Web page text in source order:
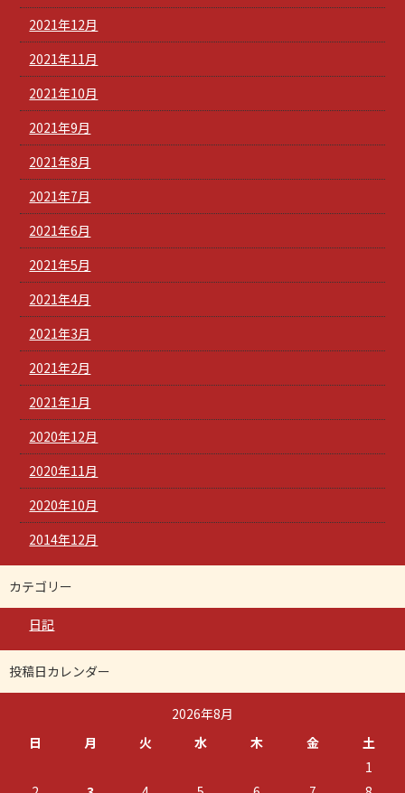
2021年12月
2021年11月
2021年10月
2021年9月
2021年8月
2021年7月
2021年6月
2021年5月
2021年4月
2021年3月
2021年2月
2021年1月
2020年12月
2020年11月
2020年10月
2014年12月
カテゴリー
日記
投稿日カレンダー
2026年8月
日
月 火 水 木 金
土
1